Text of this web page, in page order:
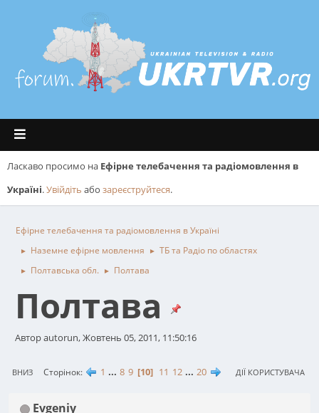
Ласкаво просимо на Ефірне телебачення та радіомовлення в
Україні.Увійдіть або зареєструйтеся.
Ефірне телебачення та радіомовлення в Україні
► Наземне ефірне мовлення ► ТБ та Радіо по областях
► Полтавська обл. ► Полтава
Полтава
Автор autorun, Жовтень 05, 2011, 11:50:16
ВНИЗ Сторінок 1 ... 8 9 10 11 12 ... 20 ДІЇ КОРИСТУВАЧА
Evgeniy